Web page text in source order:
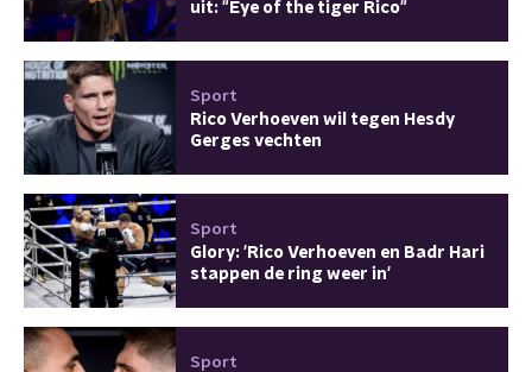
uit: "Eye of the tiger Rico"
Sport
Rico Verhoeven wil tegen Hesdy
Gerges vechten
Sport
Glory: 'Rico Verhoeven en Badr Hari
stappen de ring weer in'
Sport